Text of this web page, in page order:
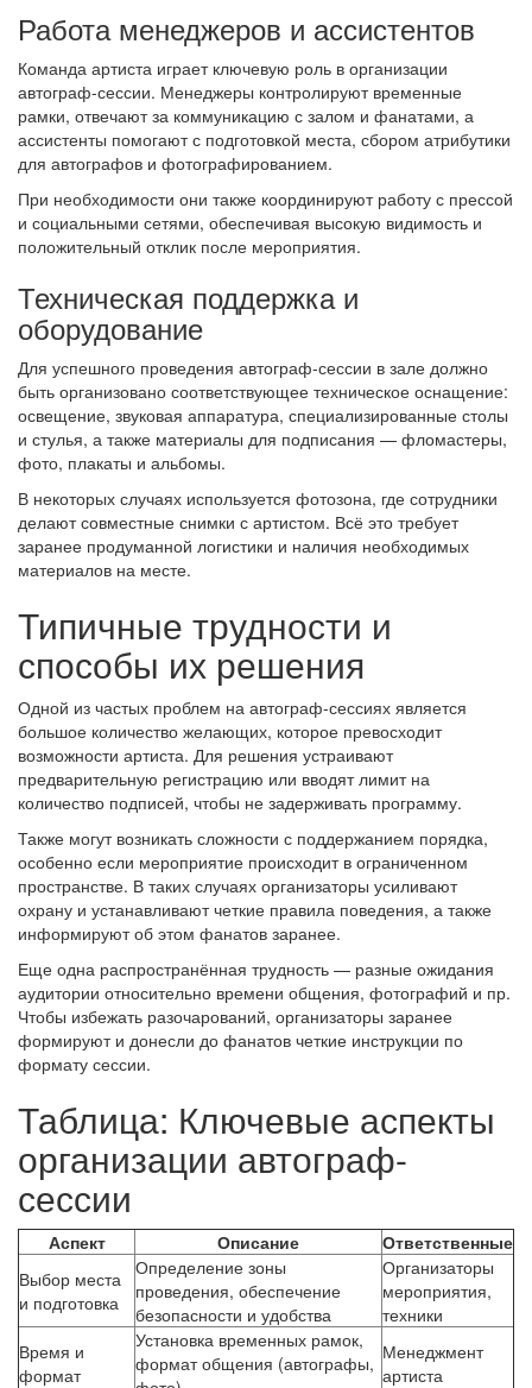
Работа менеджеров и ассистентов
Команда артиста играет ключевую роль в организации
автограф-сессии. Менеджеры контролируют временные
рамки, отвечают за коммуникацию с залом и фанатами, а
ассистенты помогают с подготовкой места, сбором атрибутики
для автографов и фотографированием.
При необходимости они также координируют работу с прессой
и социальными сетями, обеспечивая высокую видимость и
положительный отклик после мероприятия.
Техническая поддержка и
оборудование
Для успешного проведения автограф-сессии в зале должно
быть организовано соответствующее техническое оснащение:
освещение, звуковая аппаратура, специализированные столы
и стулья, а также материалы для подписания — фломастеры,
фото, плакаты и альбомы.
В некоторых случаях используется фотозона, где сотрудники
делают совместные снимки с артистом. Всё это требует
заранее продуманной логистики и наличия необходимых
материалов на месте.
Типичные трудности и
способы их решения
Одной из частых проблем на автограф-сессиях является
большое количество желающих, которое превосходит
возможности артиста. Для решения устраивают
предварительную регистрацию или вводят лимит на
количество подписей, чтобы не задерживать программу.
Также могут возникать сложности с поддержанием порядка,
особенно если мероприятие происходит в ограниченном
пространстве. В таких случаях организаторы усиливают
охрану и устанавливают четкие правила поведения, а также
информируют об этом фанатов заранее.
Еще одна распространённая трудность — разные ожидания
аудитории относительно времени общения, фотографий и пр.
Чтобы избежать разочарований, организаторы заранее
формируют и донесли до фанатов четкие инструкции по
формату сессии.
Таблица: Ключевые аспекты
организации автограф-
сессии
Аспект Описание
Ответственные
Выбор места
и подготовка
Определение зоны
проведения, обеспечение
безопасности и удобства
Организаторы
мероприятия,
техники
Время и
формат
Установка временных рамок,
формат общения (автографы, Менеджмент
артиста